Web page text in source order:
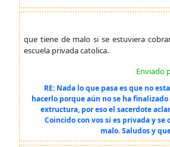
que tiene de malo si se estuviera
escuela privada catolica.
Enviado
RE: Nada lo que pasa es que no
hacerlo porque aún no se ha
extructura, por eso el sacerdote
Coincido con vos si es privada y se
malo. Saludos y